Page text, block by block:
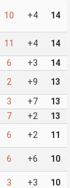
10 +4 14
11 +4 14
6 +3 14
2 +9 13
3 +7 13
7 +2 13
6 +2 11
6 +6 10
3 +3 10